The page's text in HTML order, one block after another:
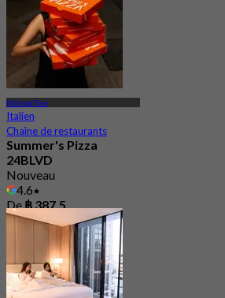
Khlong Toei
Italien
Chaîne de restaurants
Summer's Pizza
24BLVD
Nouveau
4.6
De ฿ 387.5